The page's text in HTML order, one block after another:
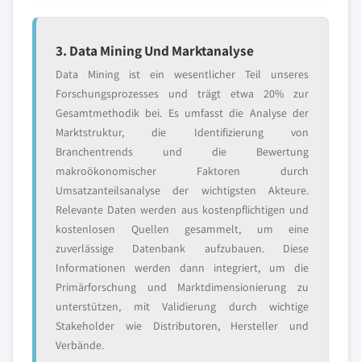
3. Data Mining Und Marktanalyse
Data Mining ist ein wesentlicher Teil unseres
Forschungsprozesses und trägt etwa 20% zur
Gesamtmethodik bei. Es umfasst die Analyse der
Marktstruktur, die Identifizierung von
Branchentrends und die Bewertung
makroökonomischer Faktoren durch
Umsatzanteilsanalyse der wichtigsten Akteure.
Relevante Daten werden aus kostenpflichtigen und
kostenlosen Quellen gesammelt, um eine
zuverlässige Datenbank aufzubauen. Diese
Informationen werden dann integriert, um die
Primärforschung und Marktdimensionierung zu
unterstützen, mit Validierung durch wichtige
Stakeholder wie Distributoren, Hersteller und
Verbände.